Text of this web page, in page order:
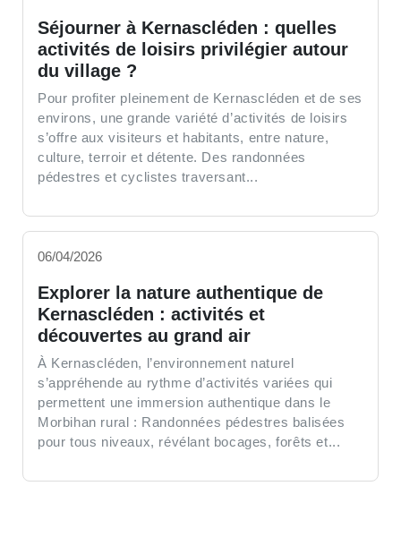
Séjourner à Kernascléden : quelles
activités de loisirs privilégier autour
du village ?
Pour profiter pleinement de Kernascléden et de ses
environs, une grande variété d’activités de loisirs
s’offre aux visiteurs et habitants, entre nature,
culture, terroir et détente. Des randonnées
pédestres et cyclistes traversant...
06/04/2026
Explorer la nature authentique de
Kernascléden : activités et
découvertes au grand air
À Kernascléden, l’environnement naturel
s’appréhende au rythme d’activités variées qui
permettent une immersion authentique dans le
Morbihan rural : Randonnées pédestres balisées
pour tous niveaux, révélant bocages, forêts et...